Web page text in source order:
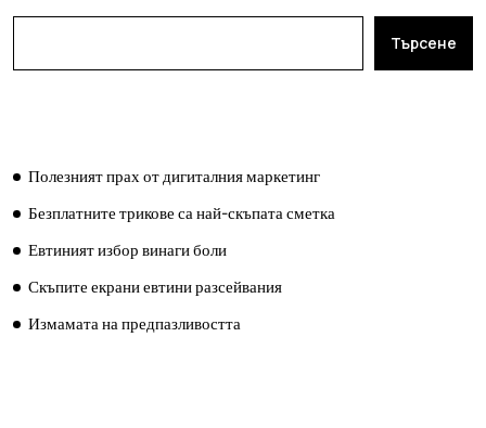
Търсене
Полезният прах от дигиталния маркетинг
Безплатните трикове са най-скъпата сметка
Евтиният избор винаги боли
Скъпите екрани евтини разсейвания
Измамата на предпазливостта